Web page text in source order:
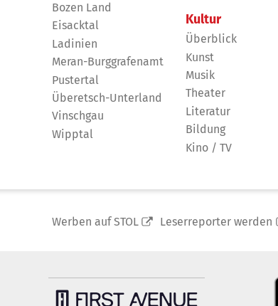
Bozen Land
Eisacktal
Ladinien
Meran-Burggrafenamt
Pustertal
Überetsch-Unterland
Vinschgau
Wipptal
Kultur
Überblick
Kunst
Musik
Theater
Literatur
Bildung
Kino / TV
Werben auf STOL Leserreporter werden